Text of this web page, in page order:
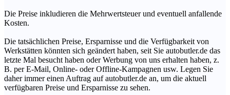
Die Preise inkludieren die Mehrwertsteuer und eventuell anfallende
Kosten.
Die tatsächlichen Preise, Ersparnisse und die Verfügbarkeit von
Werkstätten könnten sich geändert haben, seit Sie autobutler.de das
letzte Mal besucht haben oder Werbung von uns erhalten haben, z.
B. per E-Mail, Online- oder Offline-Kampagnen usw. Legen Sie
daher immer einen Auftrag auf autobutler.de an, um die aktuell
verfügbaren Preise und Ersparnisse zu sehen.